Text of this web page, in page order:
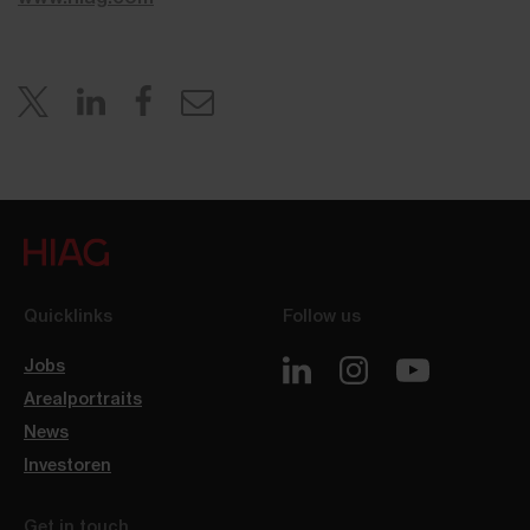
Quicklinks
Jobs
Arealportraits
News
Investoren
Follow us